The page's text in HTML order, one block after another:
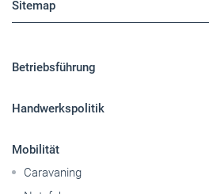
Sitemap
Betriebsführung
Handwerkspolitik
Mobilität
Caravaning